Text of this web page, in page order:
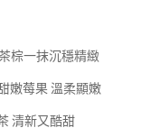
棕一抹沉穩精緻
嫩莓果 溫柔顯嫩
清新又酷甜